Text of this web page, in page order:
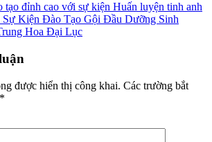
tạo đỉnh cao với sự kiện Huấn luyện tinh anh
Sự Kiện Đào Tạo Gội Đầu Dưỡng Sinh
Hoa Đại Lục
được hiển thị công khai. Các trường bắt
*